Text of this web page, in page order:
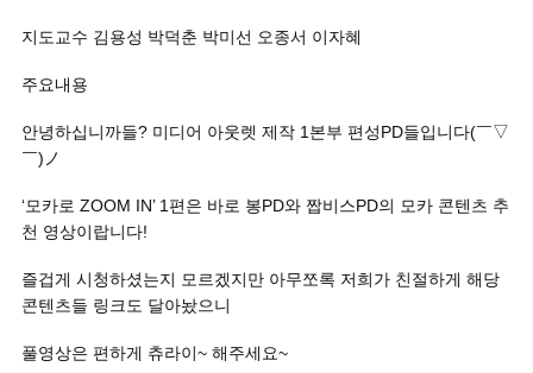
지도교수 김용성 박덕춘 박미선 오종서 이자혜
주요내용
안녕하십니까들? 미디어 아웃렛 제작 1본부 편성PD들입니다(￣▽
￣)ノ
‘모카로 ZOOM IN’ 1편은 바로 봉PD와 짭비스PD의 모카 콘텐츠 추
천 영상이랍니다!
즐겁게 시청하셨는지 모르겠지만 아무쪼록 저희가 친절하게 해당
콘텐츠들 링크도 달아놨으니
풀영상은 편하게 츄라이~ 해주세요~